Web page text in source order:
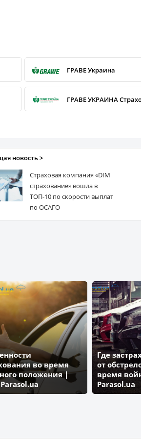
ГРАВЕ Украина
UNIVERSALNA
АХА Страхование
КРЕДО
АЛЬФА-ГАРАНТ
новость >
Страховая компания «DIM
страхование» вошла в
ТОП-10 по скорости выплат
по ОСАГО
во время
положения |
Где
от
время
Parasol.ua